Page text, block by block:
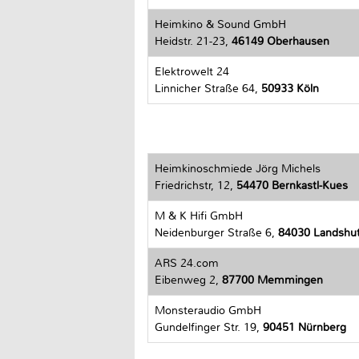
Heimkino & Sound GmbH
Heidstr. 21-23, 46149 Oberhausen
Elektrowelt 24
Linnicher Straße 64, 50933 Köln
Heimkinoschmiede Jörg Michels
Friedrichstr, 12, 54470 Bernkastl-Kues
M & K Hifi GmbH
Neidenburger Straße 6, 84030
ARS 24.com
Eibenweg 2, 87700 Memmingen
Monsteraudio GmbH
Gundelfinger Str. 19, 90451 Nürnberg